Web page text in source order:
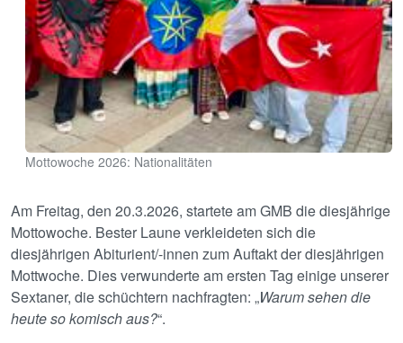
Mottowoche 2026: Nationalitäten
Am Freitag, den 20.3.2026, startete am GMB die diesjährige
Mottowoche. Bester Laune verkleideten sich die
diesjährigen Abiturient/-innen zum Auftakt der diesjährigen
Mottwoche. Dies verwunderte am ersten Tag einige unserer
Sextaner, die schüchtern nachfragten: „Warum sehen die
heute so komisch aus?“.